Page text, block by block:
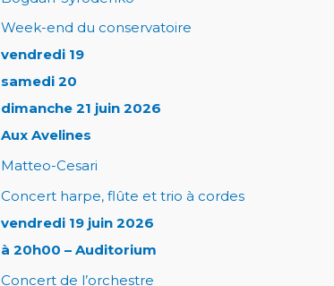
Week-end du conservatoire
vendredi 19
samedi 20
dimanche 21 juin 2026
Aux Avelines
Matteo-Cesari
Concert harpe, flûte et trio à cordes
vendredi 19 juin 2026
à 20h00 – Auditorium
Concert de l’orchestre